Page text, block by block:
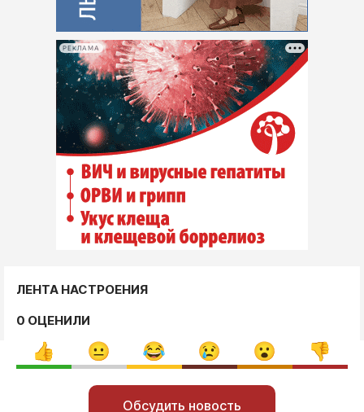
РЕКЛАМА
ЛЕНТА НАСТРОЕНИЯ
0 ОЦЕНИЛИ
Обсудить новость